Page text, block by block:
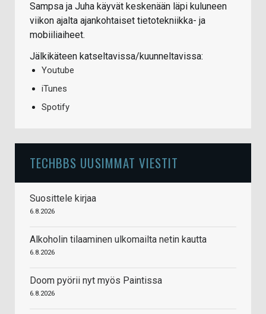
Sampsa ja Juha käyvät keskenään läpi kuluneen
viikon ajalta ajankohtaiset tietotekniikka- ja
mobiiliaiheet.
Jälkikäteen katseltavissa/kuunneltavissa:
Youtube
iTunes
Spotify
TECHBBS UUSIMMAT VIESTIT
Suosittele kirjaa
6.8.2026
Alkoholin tilaaminen ulkomailta netin kautta
6.8.2026
Doom pyörii nyt myös Paintissa
6.8.2026